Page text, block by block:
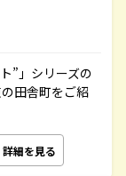
”」シリーズの
田舎町をご紹
詳細を見る